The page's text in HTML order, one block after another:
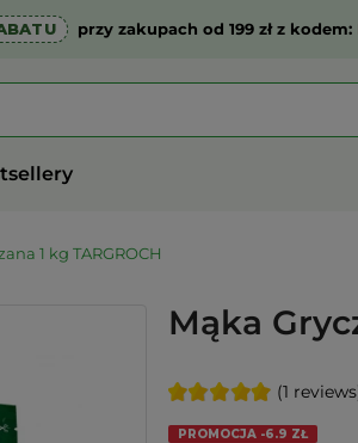
przy zakupach od 199 zł z kodem:
1 kg TARGROCH
Mąka
(1
PROMOCJA -6.9 ZŁ